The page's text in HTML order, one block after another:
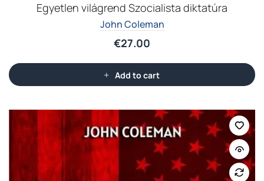
Egyetlen világrend Szocialista diktatúra
John Coleman
€27.00
Add to cart